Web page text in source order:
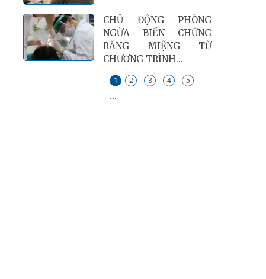
CHỦ ĐỘNG PHÒNG
NGỪA BIẾN CHỨNG
RĂNG MIỆNG TỪ
CHƯƠNG TRÌNH...
1 2 3 4 5
...